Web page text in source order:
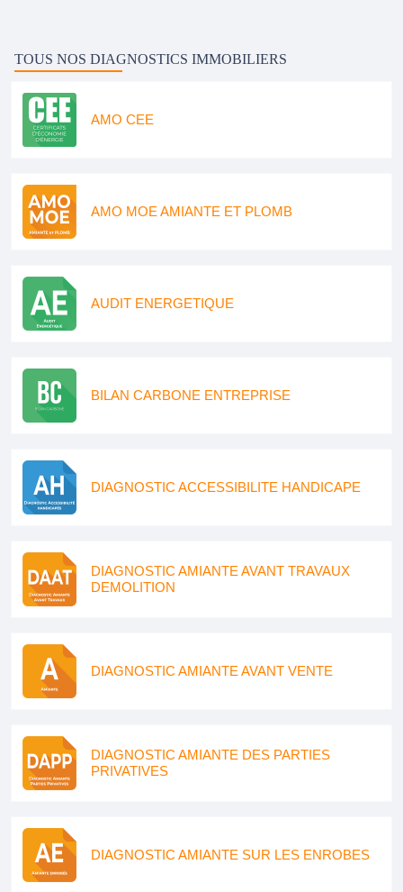
TOUS NOS DIAGNOSTICS IMMOBILIERS
AMO CEE
AMO MOE AMIANTE ET PLOMB
AUDIT ENERGETIQUE
BILAN CARBONE ENTREPRISE
DIAGNOSTIC ACCESSIBILITE HANDICAPE
DIAGNOSTIC AMIANTE AVANT TRAVAUX
DEMOLITION
DIAGNOSTIC AMIANTE AVANT VENTE
DIAGNOSTIC AMIANTE DES PARTIES
PRIVATIVES
DIAGNOSTIC AMIANTE SUR LES ENROBES